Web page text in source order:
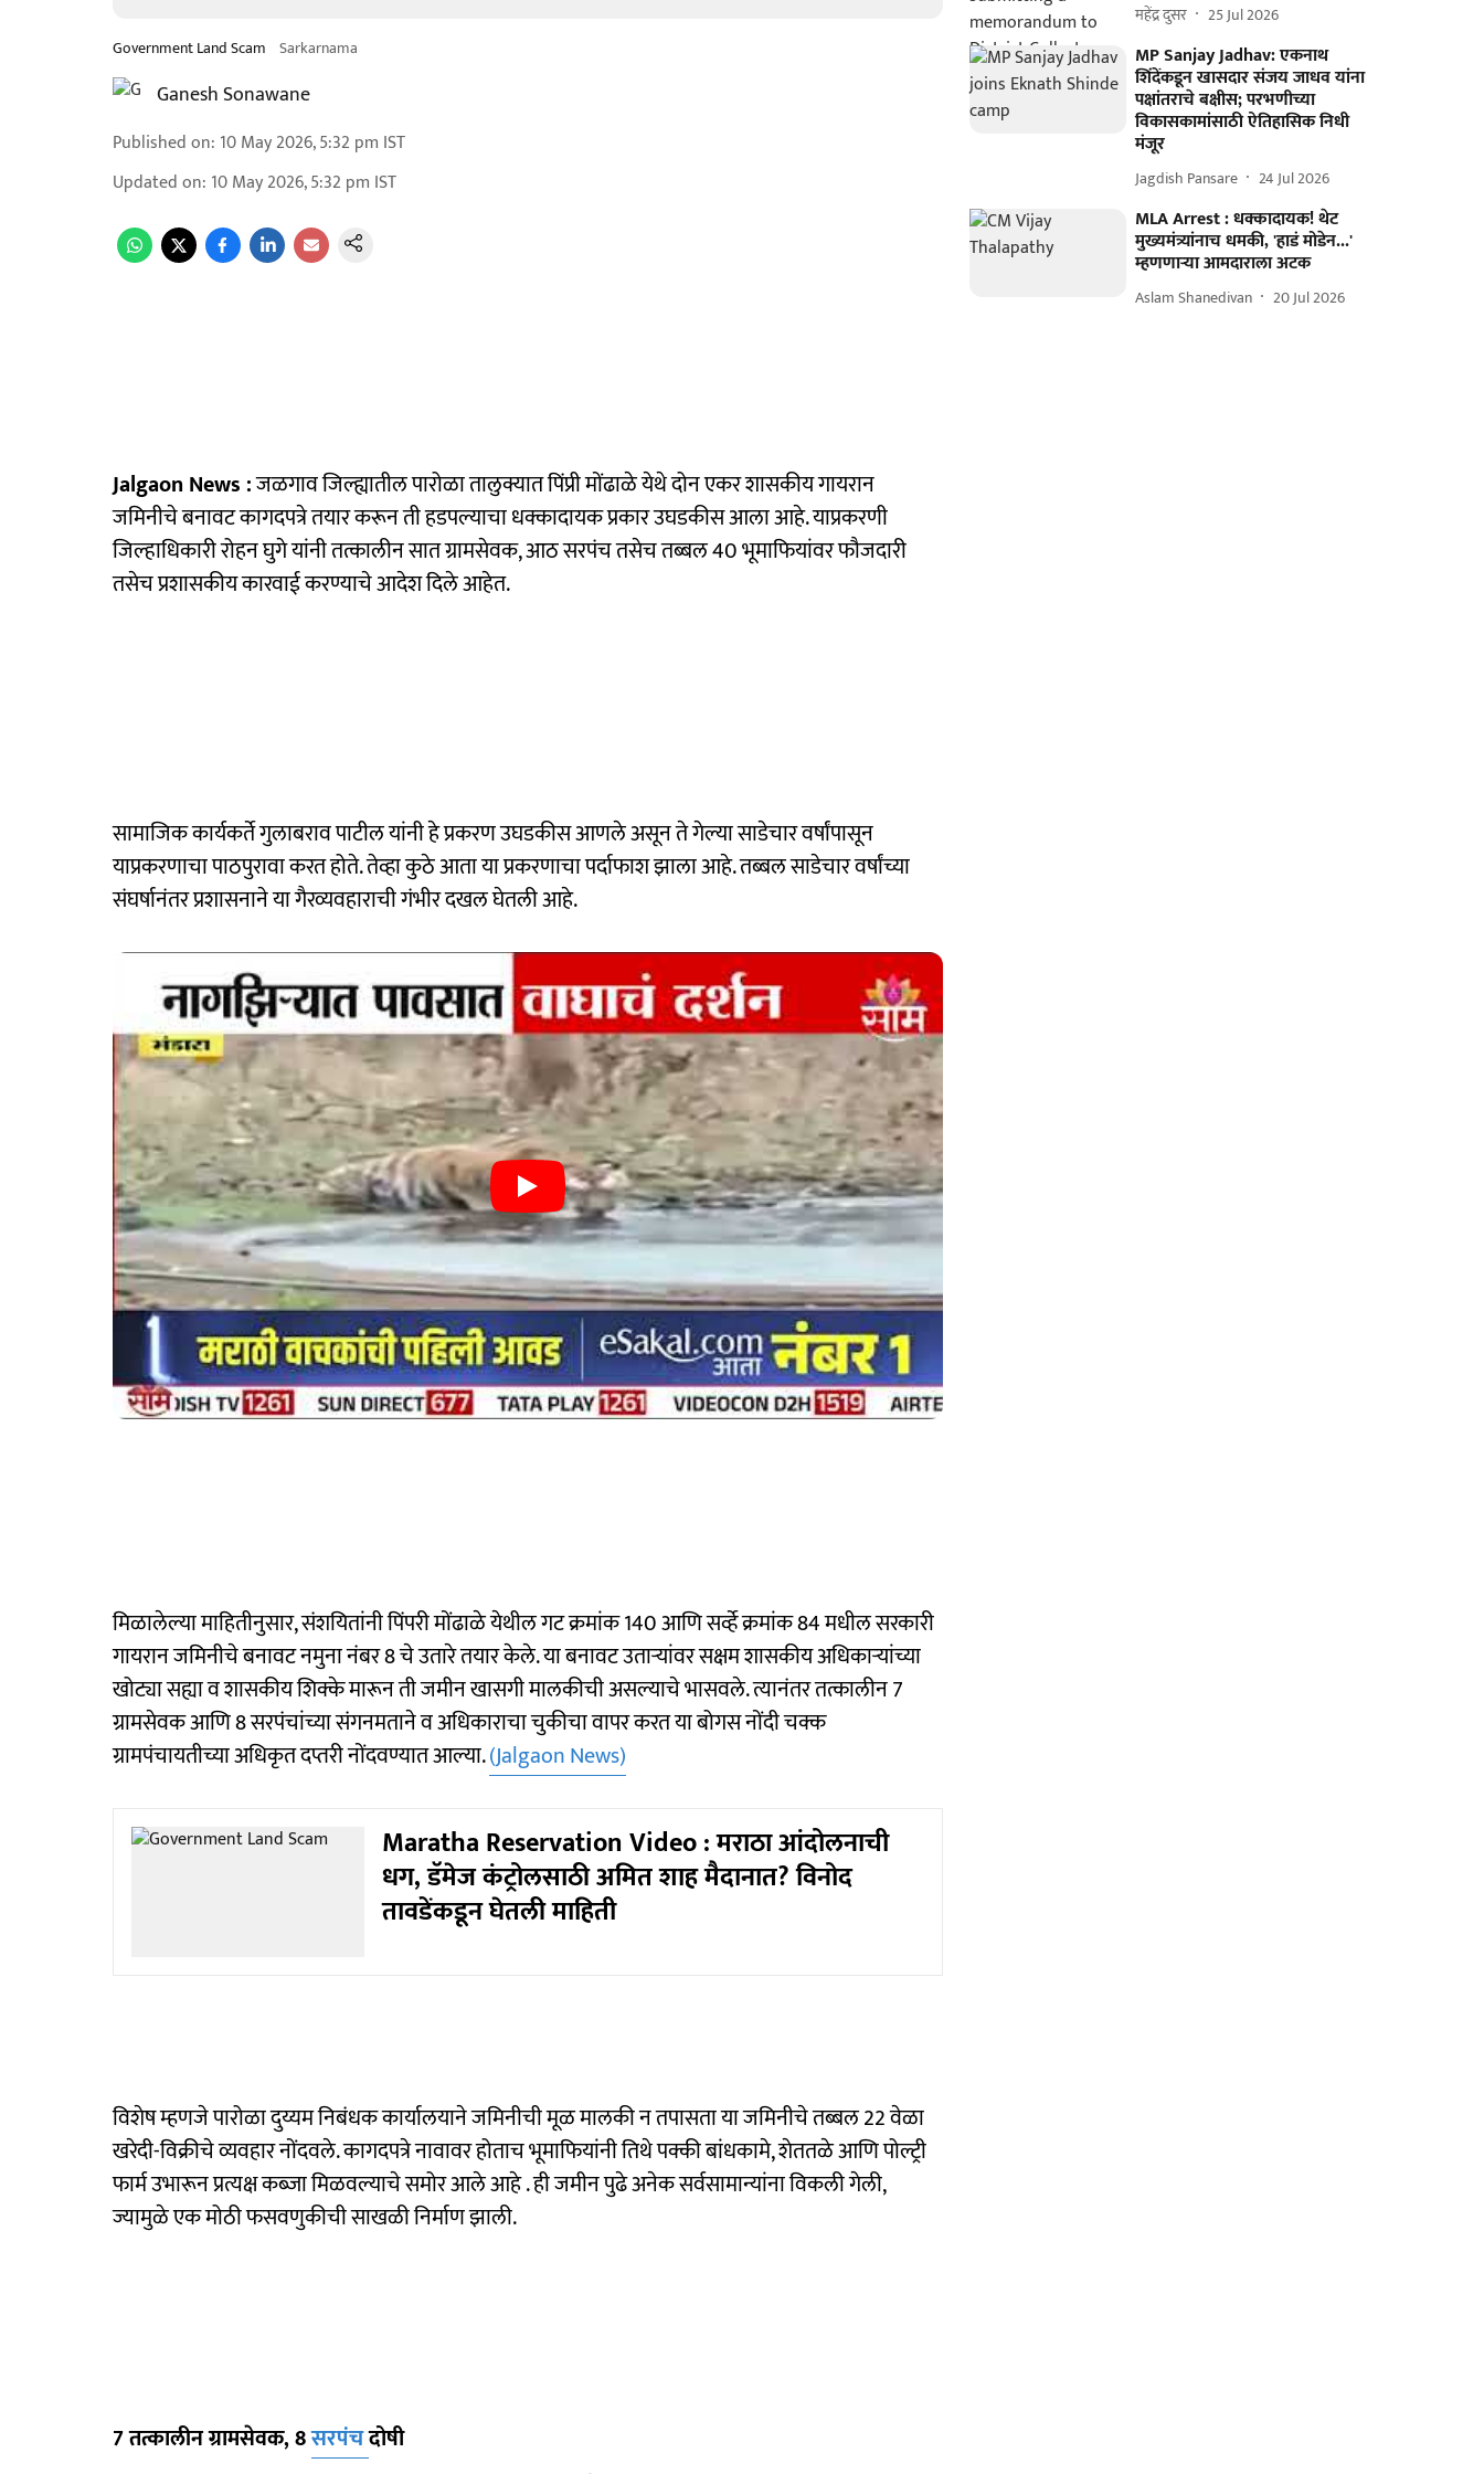
Government Land Scam Sarkarnama
Ganesh Sonawane
Published on: 10 May 2026, 5:32 pm IST
Updated on: 10 May 2026, 5:32 pm IST
Jalgaon News :जळगाव जिल्ह्यातील पारोळा तालुक्यात पिंप्री मोंढाळे येथे दोन एकर शासकीय गायरान
जमिनीचे बनावट कागदपत्रे तयार करून ती हडपल्याचा धक्कादायक प्रकार उघडकीस आला आहे. याप्रकरणी
जिल्हाधिकारी रोहन घुगे यांनी तत्कालीन सात ग्रामसेवक, आठ सरपंच तसेच तब्बल 40 भूमाफियांवर फौजदारी
तसेच प्रशासकीय कारवाई करण्याचे आदेश दिले आहेत.
सामाजिक कार्यकर्ते गुलाबराव पाटील यांनी हे प्रकरण उघडकीस आणले असून ते गेल्या साडेचार वर्षांपासून
याप्रकरणाचा पाठपुरावा करत होते. तेव्हा कुठे आता या प्रकरणाचा पर्दाफाश झाला आहे. तब्बल साडेचार वर्षांच्या
संघर्षानंतर प्रशासनाने या गैरव्यवहाराची गंभीर दखल घेतली आहे.
मिळालेल्या माहितीनुसार, संशयितांनी पिंपरी मोंढाळे येथील गट क्रमांक 140 आणि सर्व्हे क्रमांक 84 मधील सरकारी
गायरान जमिनीचे बनावट नमुना नंबर 8 चे उतारे तयार केले. या बनावट उताऱ्यांवर सक्षम शासकीय अधिकाऱ्यांच्या
खोट्या सह्या व शासकीय शिक्के मारून ती जमीन खासगी मालकीची असल्याचे भासवले. त्यानंतर तत्कालीन 7
ग्रामसेवक आणि 8 सरपंचांच्या संगनमताने व अधिकाराचा चुकीचा वापर करत या बोगस नोंदी चक्क
ग्रामपंचायतीच्या अधिकृत दप्तरी नोंदवण्यात आल्या.(Jalgaon News)
Maratha Reservation Video : मराठा आंदोलनाची
धग, डॅमेज कंट्रोलसाठी अमित शाह मैदानात? विनोद
तावडेंकडून घेतली माहिती
विशेष म्हणजे पारोळा दुय्यम निबंधक कार्यालयाने जमिनीची मूळ मालकी न तपासता या जमिनीचे तब्बल 22 वेळा
खरेदी-विक्रीचे व्यवहार नोंदवले. कागदपत्रे नावावर होताच भूमाफियांनी तिथे पक्की बांधकामे, शेततळे आणि पोल्ट्री
फार्म उभारून प्रत्यक्ष कब्जा मिळवल्याचे समोर आले आहे . ही जमीन पुढे अनेक सर्वसामान्यांना विकली गेली,
ज्यामुळे एक मोठी फसवणुकीची साखळी निर्माण झाली.
7 तत्कालीन ग्रामसेवक, 8सरपंचदोषी
महेंद्र दुसर 25 Jul 2026
MP Sanjay Jadhav: एकनाथ
शिंदेंकडून खासदार संजय जाधव यांना
पक्षांतराचे बक्षीस; परभणीच्या
विकासकामांसाठी ऐतिहासिक निधी
मंजूर
Jagdish Pansare 24 Jul 2026
MLA Arrest : धक्कादायक! थेट
मुख्यमंत्र्यांनाच धमकी, 'हाडं मोडेन...'
म्हणणाऱ्या आमदाराला अटक
Aslam Shanedivan 20 Jul 2026